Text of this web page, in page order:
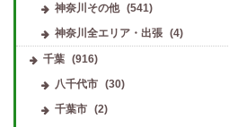
神奈川その他
(541)
神奈川全エリア・出張
(4)
千葉 (916)
八千代市
(30)
千葉市
(2)